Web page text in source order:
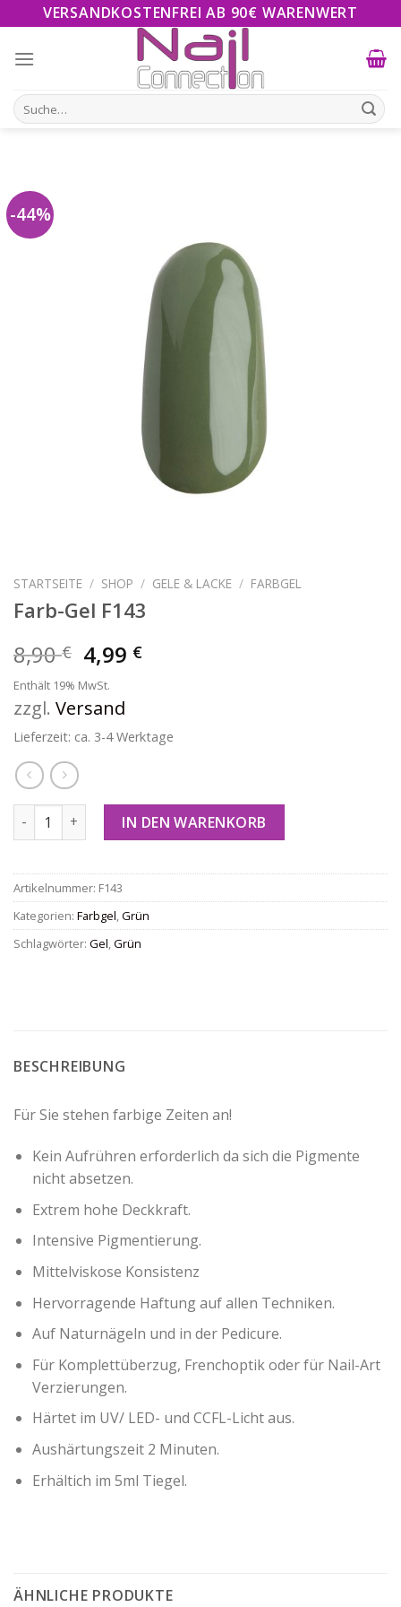
to
content
VERSANDKOSTENFREI AB 90€ WARENWERT
Suche
nach:
-44%
STARTSEITE / SHOP / GELE & LACKE / FARBGEL
Farb-Gel F143
8,90€ 4,99 €
Enthält 19% MwSt.
zzgl. Versand
Lieferzeit: ca. 3-4 Werktage
Farb-Gel F143 MengeIN DEN WARENKORB
Artikelnummer: F143
Kategorien: Farbgel,Grün
Schlagwörter: Gel,Grün
BESCHREIBUNG
Für Sie stehen farbige Zeiten an!
Kein Aufrühren erforderlich da sich die Pigmente
nicht absetzen.
Extrem hohe Deckkraft.
Intensive Pigmentierung.
Mittelviskose Konsistenz
Hervorragende Haftung auf allen Techniken.
Auf Naturnägeln und in der Pedicure.
Für Komplettüberzug, Frenchoptik oder für Nail-Art
Verzierungen.
Härtet im UV/ LED- und CCFL-Licht aus.
Aushärtungszeit 2 Minuten.
Erhältich im 5ml Tiegel.
ÄHNLICHE PRODUKTE